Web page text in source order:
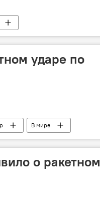
ударе по
В мире
о ракетном